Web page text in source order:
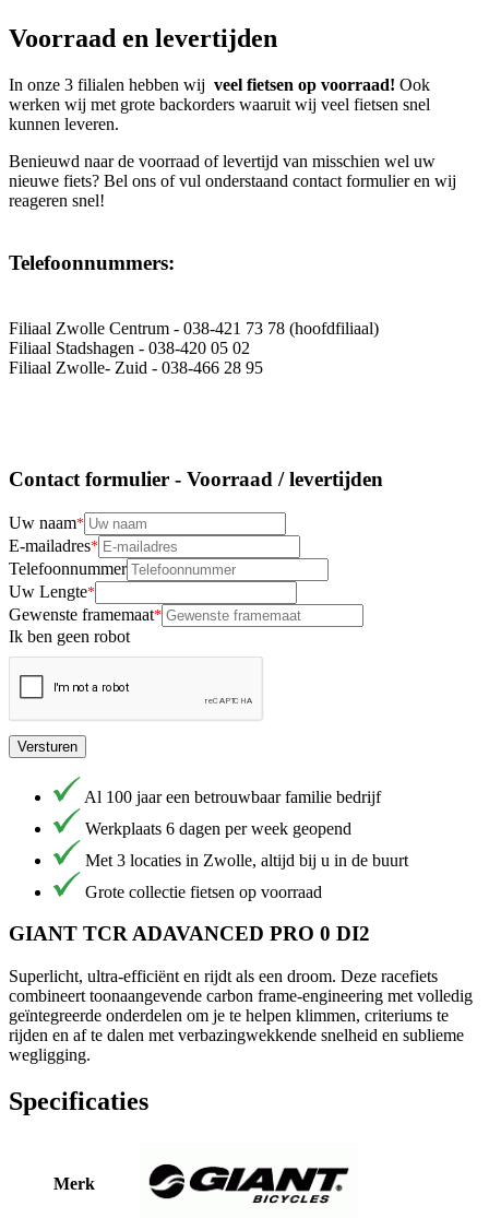
Voorraad en levertijden
In onze 3 filialen hebben wij veel fietsen op voorraad! Ook
werken wij met grote backorders waaruit wij veel fietsen snel
kunnen leveren.
Benieuwd naar de voorraad of levertijd van misschien wel uw
nieuwe fiets? Bel ons of vul onderstaand contact formulier en wij
reageren snel!
Telefoonnummers:
Filiaal Zwolle Centrum - 038-421 73 78 (hoofdfiliaal)
Filiaal Stadshagen - 038-420 05 02
Filiaal Zwolle- Zuid - 038-466 28 95
Contact formulier - Voorraad / levertijden
Uw naam
E-mailadres
Telefoonnummer
Uw Lengte
Gewenste framemaat
Ik ben geen robot
Versturen
Al 100 jaar een betrouwbaar familie bedrijf
Werkplaats 6 dagen per week geopend
Met 3 locaties in Zwolle, altijd bij u in de buurt
Grote collectie fietsen op voorraad
GIANT TCR ADAVANCED PRO 0 DI2
Superlicht, ultra-efficiënt en rijdt als een droom. Deze racefiets
combineert toonaangevende carbon frame-engineering met volledig
geïntegreerde onderdelen om je te helpen klimmen, criteriums te
rijden en af te dalen met verbazingwekkende snelheid en sublieme
wegligging.
Specificaties
Merk